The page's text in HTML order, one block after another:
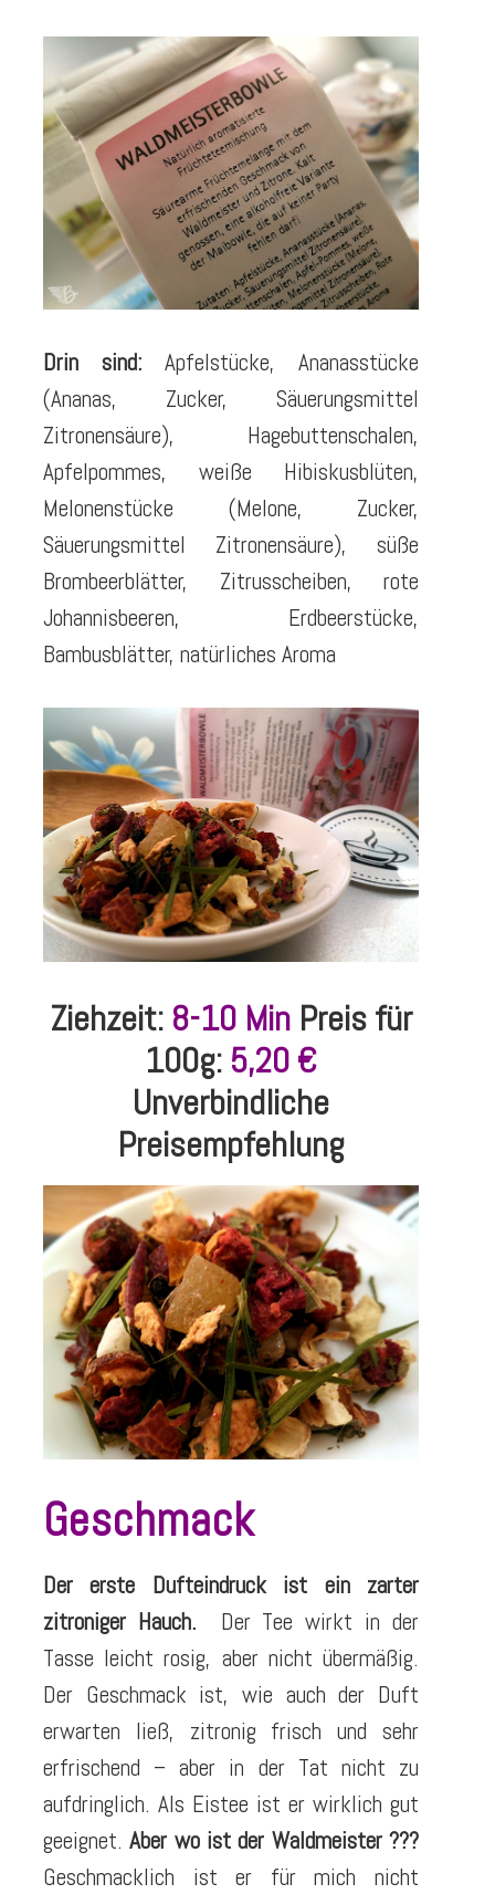
Drin sind: Apfelstücke, Ananasstücke
(Ananas, Zucker, Säuerungsmittel
Zitronensäure), Hagebuttenschalen,
Apfelpommes, weiße Hibiskusblüten,
Melonenstücke (Melone, Zucker,
Säuerungsmittel Zitronensäure), süße
Brombeerblätter, Zitrusscheiben, rote
Johannisbeeren, Erdbeerstücke,
Bambusblätter, natürliches Aroma
Ziehzeit: 8-10 Min Preis für
100g: 5,20 €
Unverbindliche
Preisempfehlung
Geschmack
Der erste Dufteindruck ist ein zarter
zitroniger Hauch.
Der Tee wirkt in der
Tasse leicht rosig, aber nicht übermäßig.
Der Geschmack ist, wie auch der Duft
erwarten ließ, zitronig frisch und sehr
erfrischend – aber in der Tat nicht zu
aufdringlich. Als Eistee ist er wirklich gut
geeignet.Aber wo ist der Waldmeister ???
Geschmacklich ist er für mich nicht